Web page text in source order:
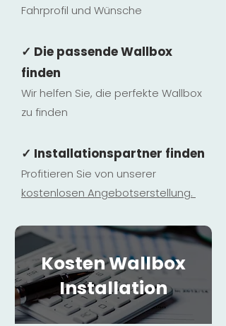
Fahrprofil und Wünsche
✓ Die passende Wallbox
finden
Wir helfen Sie, die perfekte Wallbox
zu finden
✓ Installationspartner finden
Profitieren Sie von unserer
kostenlosen Angebotserstellung.
Kosten Wallbox
Installation